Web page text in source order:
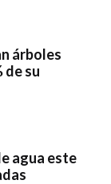
árboles
de su
agua este